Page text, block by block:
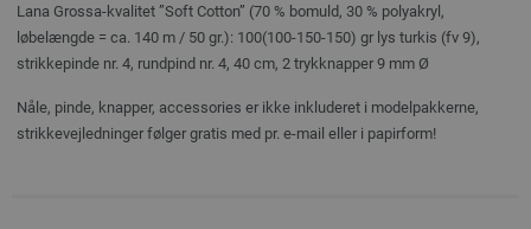
Lana Grossa-kvalitet ”Soft Cotton” (70 % bomuld, 30 % polyakryl,
løbelængde = ca. 140 m / 50 gr.): 100(100-150-150) gr lys turkis (fv 9),
strikkepinde nr. 4, rundpind nr. 4, 40 cm, 2 trykknapper 9 mm Ø
Nåle, pinde, knapper, accessories er ikke inkluderet i modelpakkerne,
strikkevejledninger følger gratis med pr. e-mail eller i papirform!